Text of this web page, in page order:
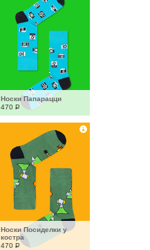
Носки Папарацци
470 Р
Носки Посиделки у
костра
470 Р